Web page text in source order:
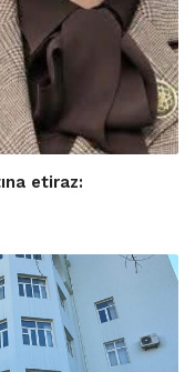
etiraz: